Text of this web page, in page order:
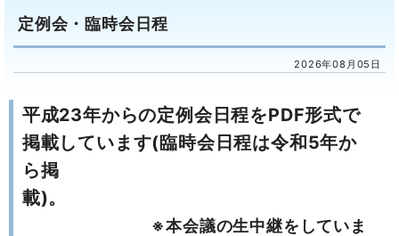
定例会・臨時会日程
2026年08月05日
平成23年からの定例会日程をPDF形式で
掲載しています(臨時会日程は令和5年か
ら掲
載)。
※本会議の生中継をしていま